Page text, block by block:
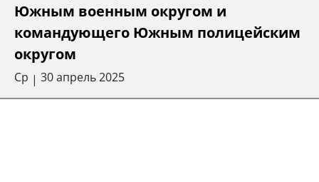
Южным военным округом и
командующего Южным полицейским
округом
Ср | 30 апрель 2025